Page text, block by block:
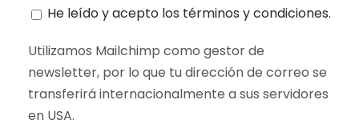
He leído y acepto los términos y condiciones.
Utilizamos Mailchimp como gestor de
newsletter, por lo que tu dirección de correo se
transferirá internacionalmente a sus servidores
en USA.